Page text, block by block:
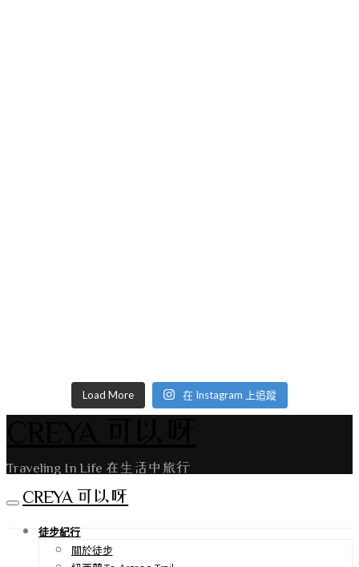
Load More 在 Instagram 上追蹤
Traveling In Life 在生活中旅行
CREYA 可以呀
徒步紀行
關於徒步